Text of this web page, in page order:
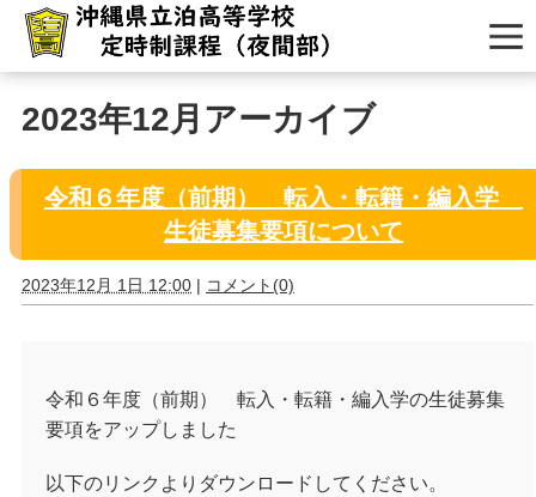
2023年12月アーカイブ
令和６年度（前期） 転入・転籍・編入学
生徒募集要項について
2023年12月 1日 12:00 | コメント(0)
令和６年度（前期） 転入・転籍・編入学の生徒募集
要項をアップしました
以下のリンクよりダウンロードしてください。